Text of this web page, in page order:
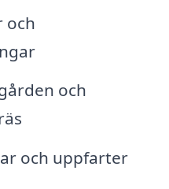
och
och
och uppfarter